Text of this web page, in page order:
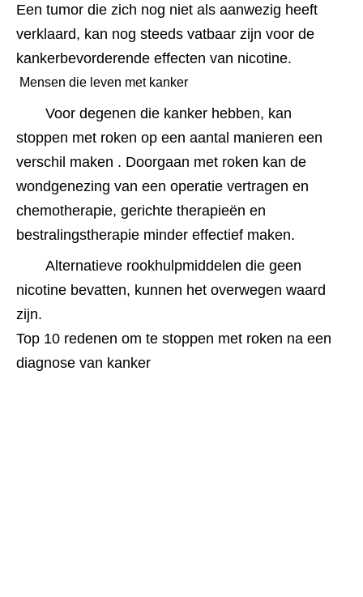
Een tumor die zich nog niet als aanwezig heeft
verklaard, kan nog steeds vatbaar zijn voor de
kankerbevorderende effecten van nicotine.
Mensen die leven met kanker
Voor degenen die kanker hebben, kan
stoppen met roken op een aantal manieren een
verschil maken . Doorgaan met roken kan de
wondgenezing van een operatie vertragen en
chemotherapie, gerichte therapieën en
bestralingstherapie minder effectief maken.﻿﻿﻿
Alternatieve rookhulpmiddelen die geen
nicotine bevatten, kunnen het overwegen waard
zijn.
Top 10 redenen om te stoppen met roken na een
diagnose van kanker